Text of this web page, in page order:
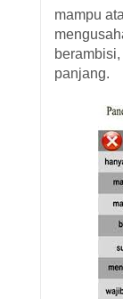
mampu
panjang.